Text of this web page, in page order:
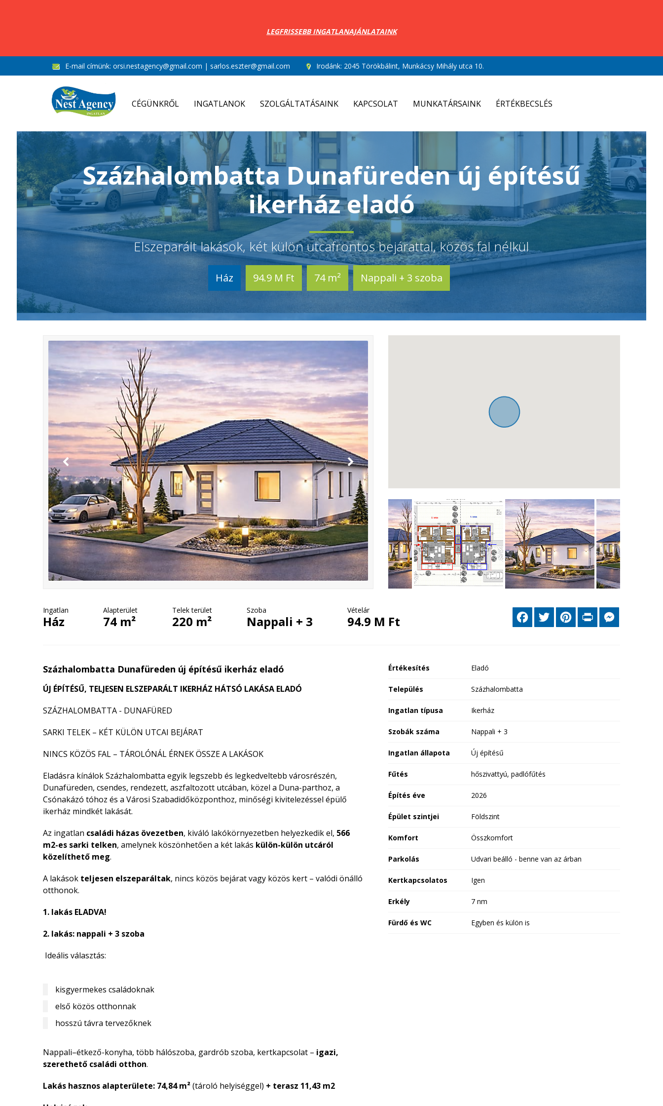
LEGFRISSEBB INGATLANAJÁNLATAINK
E-mail címünk: orsi.nestagency@gmail.com | sarlos.eszter@gmail.com Irodánk: 2045 Törökbálint, Munkácsy Mihály utca 10.
CÉGÜNKRŐL INGATLANOK SZOLGÁLTATÁSAINK KAPCSOLAT MUNKATÁRSAINK ÉRTÉKBECSLÉS
Százhalombatta Dunafüreden új építésű
ikerház eladó
Elszeparált lakások, két külön utcafrontos bejárattal, közös fal nélkül
Ház 94.9 M Ft 74 m² Nappali + 3 szoba
Ingatlan
Ház
Alapterület
74 m²
Telek terület
220 m²
Szoba
Nappali + 3
Vételár
94.9 M Ft
FacebookTwitter PinterestPrint
Százhalombatta Dunafüreden új építésű ikerház eladó
ÚJ ÉPÍTÉSŰ, TELJESEN ELSZEPARÁLT IKERHÁZ HÁTSÓ LAKÁSA ELADÓ
SZÁZHALOMBATTA - DUNAFÜRED
SARKI TELEK – KÉT KÜLÖN UTCAI BEJÁRAT
NINCS KÖZÖS FAL – TÁROLÓNÁL ÉRNEK ÖSSZE A LAKÁSOK
Eladásra kínálok Százhalombatta egyik legszebb és legkedveltebb városrészén,
Dunafüreden, csendes, rendezett, aszfaltozott utcában, közel a Duna-parthoz, a
Csónakázó tóhoz és a Városi Szabadidőközponthoz, minőségi kivitelezéssel épülő
ikerház mindkét lakását.
Az ingatlan családi házas övezetben, kiváló lakókörnyezetben helyezkedik el, 566
m2-es sarki telken, amelynek köszönhetően a két lakás külön-külön utcáról
közelíthető meg.
A lakások teljesen elszeparáltak, nincs közös bejárat vagy közös kert – valódi önálló
otthonok.
1. lakás ELADVA!
2. lakás: nappali + 3 szoba
Ideális választás:
kisgyermekes családoknak
első közös otthonnak
hosszú távra tervezőknek
Nappali–étkező-konyha, több hálószoba, gardrób szoba, kertkapcsolat – igazi,
szerethető családi otthon.
Lakás hasznos alapterülete: 74,84 m²(tároló helyiséggel) + terasz 11,43 m2
Értékesítés Eladó
Település Százhalombatta
Ingatlan típusa Ikerház
Szobák száma Nappali + 3
Ingatlan állapota Új építésű
Fűtés hőszivattyú, padlófűtés
Építés éve 2026
Épület szintjei Földszint
Komfort Összkomfort
Parkolás Udvari beálló - benne van az árban
Kertkapcsolatos Igen
Erkély 7 nm
Fürdő és WC Egyben és külön is